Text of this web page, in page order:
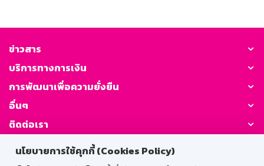
นโยบายการใช้คุกกี้ (Cookies Policy)
ข่าวสาร
บริการทางการเงิน
การพัฒนาเพื่อความยั่งยืน
อื่นๆ
ติดต่อเรา
GSB Society: